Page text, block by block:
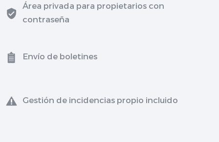
Área privada para propietarios con
contraseña
Envío de boletines
Gestión de incidencias propio incluido